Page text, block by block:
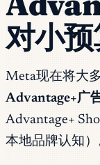
对小
Meta现在将大
Advantage+广
Advantage+
本地品牌认知）